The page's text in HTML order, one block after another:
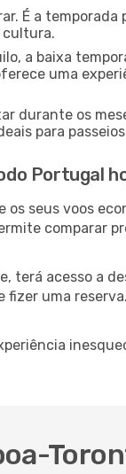
É a
cultura.
a baixa
uma
durante os
para
Portugal
seus voos
comparar
terá acesso a
uma